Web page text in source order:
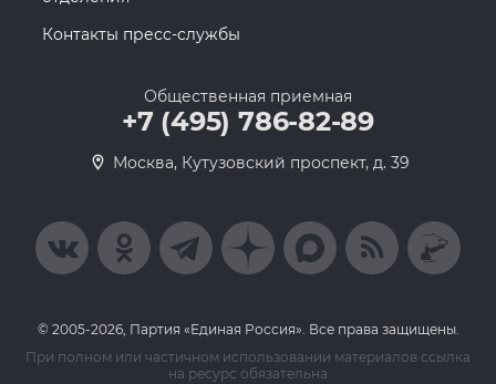
Контакты пресс-службы
Общественная приемная
+7 (495) 786-82-89
Москва, Кутузовский проспект, д. 39
© 2005-2026, Партия «Единая Россия». Все права защищены.
При полном или частичном использовании материалов ссылка
на ресурс обязательна